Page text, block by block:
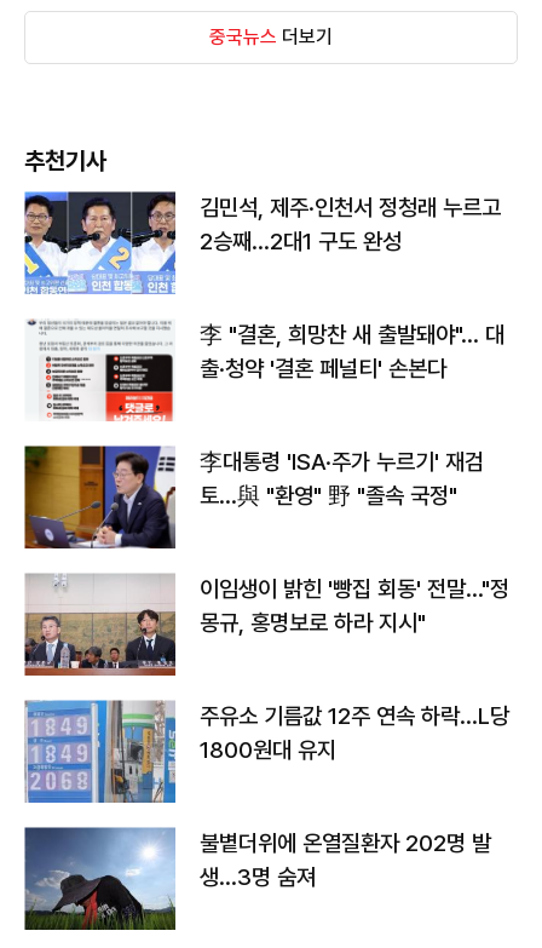
중국뉴스 더보기
추천기사
김민석, 제주·인천서 정청래 누르고
2승째…2대1 구도 완성
李 "결혼, 희망찬 새 출발돼야"… 대
출·청약 '결혼 페널티' 손본다
李대통령 'ISA·주가 누르기' 재검
토…與 "환영" 野 "졸속 국정"
이임생이 밝힌 '빵집 회동' 전말…"정
몽규, 홍명보로 하라 지시"
주유소 기름값 12주 연속 하락…L당
1800원대 유지
불볕더위에 온열질환자 202명 발
생…3명 숨져